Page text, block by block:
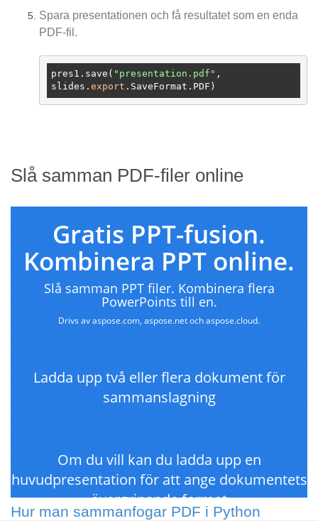
Spara presentationen och få resultatet som en enda
PDF-fil.
pres1.save( "presentation.pdf" ,
slides. export
Slå samman PDF-filer online
Hur man sammanfogar PDF i Python